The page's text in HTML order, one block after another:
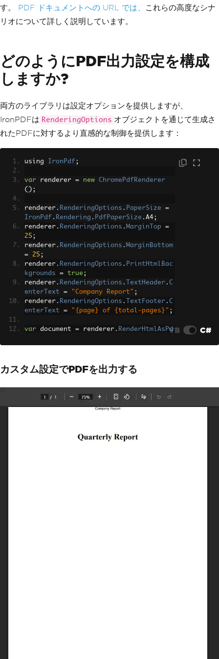
す。 PDF ドキュメントへの URL では、
これらの高度なシナ
リオについて詳しく説明しています。
どのようにPDF出力設定を構成
しますか?
両方のライブラリは設定オプションを提供しますが、
IronPDFは RenderingOptions オブジェクトを通じて生成さ
れたPDFに対するより直感的な制御を提供します：
using IronPdf ;
var renderer = new
ChromePdfRenderer
();
renderer . RenderingOptions . PaperSize
=
IronPdf . Rendering . PdfPaperSize . A4;
renderer . RenderingOptions . MarginTop
=
25 ;
renderer . RenderingOptions . MarginBottom
=
25 ;
renderer . RenderingOptions . PrintHtmlBac
kgrounds
= true ;
renderer . RenderingOptions . TextHeader . C
enterText
= "Company Report" ;
renderer . RenderingOptions . TextFooter . C
enterText
= "{page} of {total-pages}" ;
var document = renderer . RenderHtmlAsPd
f" );
VB C#
カスタム設定でPDFを出力する